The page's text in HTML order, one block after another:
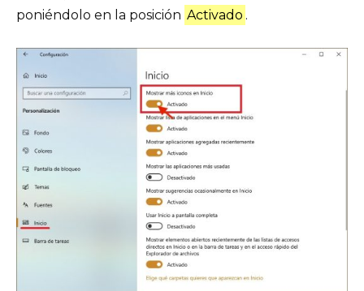
poniéndolo en la posición Activado .